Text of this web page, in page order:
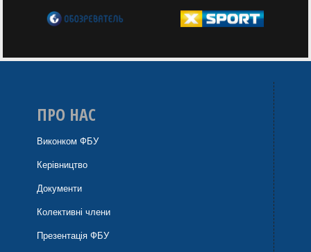
ПРО НАС
Виконком ФБУ
Керівництво
Документи
Колективні члени
Презентація ФБУ